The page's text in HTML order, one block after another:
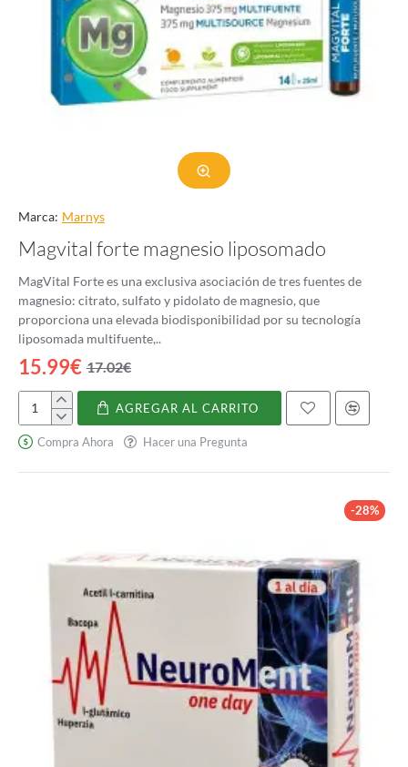
Marca: Marnys
Magvital forte magnesio liposomado
MagVital Forte es una exclusiva asociación de tres fuentes de
magnesio: citrato, sulfato y pidolato de magnesio, que
proporciona una elevada biodisponibilidad por su tecnología
liposomada multifuente,..
15.99€ 17.02€
Magvital
forte
magnesio
liposomado
AGREGAR AL CARRITO
Compra Ahora Hacer una Pregunta
-28%